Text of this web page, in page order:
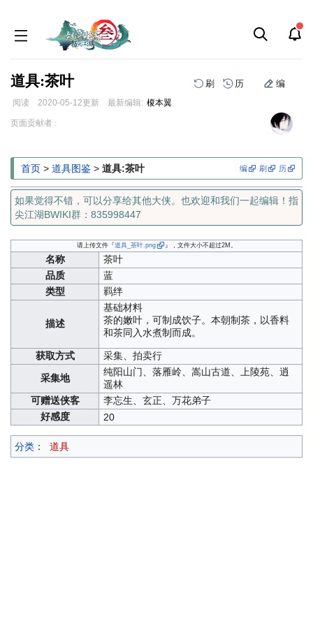
道具:茶叶 刷 历 编
阅读 2020-05-12更新 最新编辑: 榎本翼
跳
航
跳
索
页面贡献者 :
编 刷 历
首页 > 道具图鉴 > 道具:茶叶
如果觉得不错，可以分享给其他大侠。也欢迎和我们一起编辑！指
尖江湖BWIKI群：835998447
请上传文件『道具_茶叶.png 』，文件大小不超过2M。
名称
茶叶
品质
蓝
类型
羁绊
描述
基础材料
茶的嫩叶，可制成饮子。本朝制茶，以香料
和茶同入水煮制而成。
获取方式
采集、拍卖行
采集地
纯阳山门、落雁岭、嵩山古道、上陵苑、逍
遥林
可赠送侠客
李忘生、玄正、万花弟子
好感度
20
分类 ： 道具